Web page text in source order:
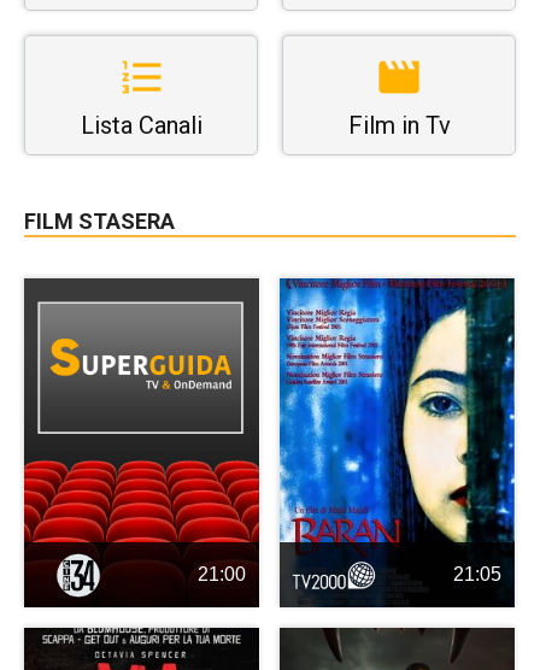
Lista Canali Film in Tv
FILM STASERA
21:00 21:05